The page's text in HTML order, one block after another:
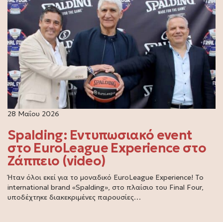
28 Μαΐου 2026
Spalding: Εντυπωσιακό event
στο EuroLeague Experience στο
Ζάππειο (video)
Ήταν όλοι εκεί για το μοναδικό EuroLeague Experience! Το
international brand «Spalding», στο πλαίσιο του Final Four,
υποδέχτηκε διακεκριμένες παρουσίες…